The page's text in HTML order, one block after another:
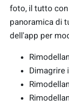
foto, il tutto
panoramica di
dell'app per
Dimagrire